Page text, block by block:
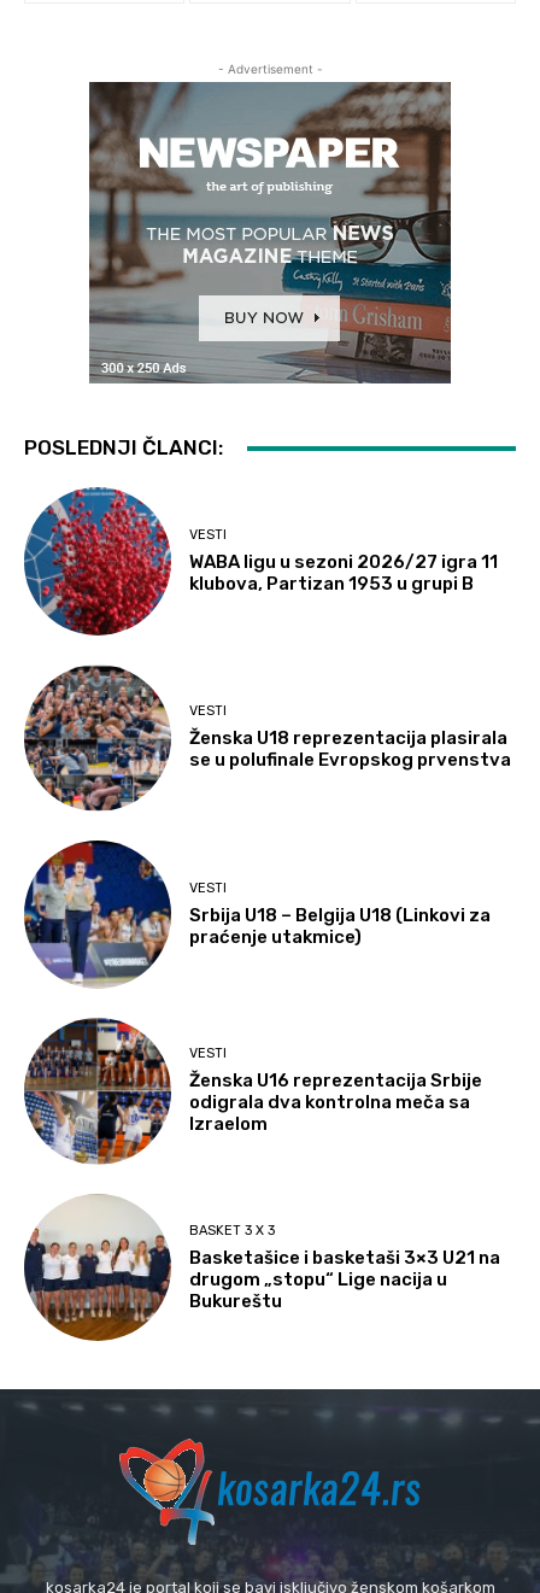
- Advertisement -
POSLEDNJI ČLANCI:
VESTI
WABA ligu u sezoni 2026/27 igra 11
klubova, Partizan 1953 u grupi B
VESTI
Ženska U18 reprezentacija plasirala
se u polufinale Evropskog prvenstva
VESTI
Srbija U18 – Belgija U18 (Linkovi za
praćenje utakmice)
VESTI
Ženska U16 reprezentacija Srbije
odigrala dva kontrolna meča sa
Izraelom
BASKET 3 X 3
Basketašice i basketaši 3×3 U21 na
drugom „stopu“ Lige nacija u
Bukureštu
kosarka24 je portal koji se bavi isključivo ženskom košarkom